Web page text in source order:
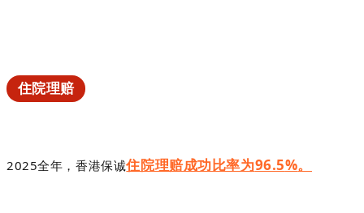
住院理赔
2025全年，香港保诚住院理赔成功比率为96.5%。